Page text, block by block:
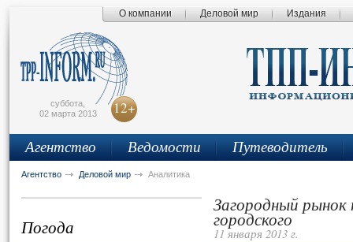
О компании Деловой мир Издания
суббота,
02 марта 2013
12+
Агентство Ведомости Путеводитель
Агентство Деловой мир Аналитика
Погода
Загородный рынок
городского
11 января 2013 г.